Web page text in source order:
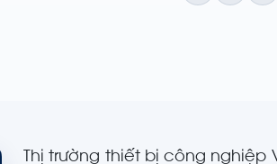
Thị trường thiết bị công